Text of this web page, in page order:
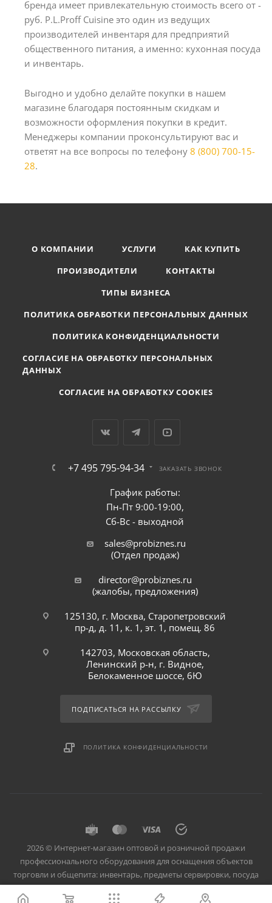
бренда имеет привлекательную стоимость всего от -
руб. P.L.Proff Cuisine это один из ведущих
производителей инвентаря для предприятий
общественного питания, а именно: кухонная посуда
и инвентарь.
Выгодно и удобно делайте покупки в нашем
магазине благодаря постоянным скидкам и
возможности оформления покупки в кредит.
Менеджеры компании проконсультируют вас и
ответят на все вопросы по телефону 8 (800) 700-15-
28.
О КОМПАНИИ УСЛУГИ
КАК КУПИТЬ
ПРОИЗВОДИТЕЛИ
КОНТАКТЫ
ТИПЫ БИЗНЕСА
ПОЛИТИКА ОБРАБОТКИ ПЕРСОНАЛЬНЫХ ДАННЫХ
ПОЛИТИКА КОНФИДЕНЦИАЛЬНОСТИ
СОГЛАСИЕ НА ОБРАБОТКУ ПЕРСОНАЛЬНЫХ
ДАННЫХ
СОГЛАСИЕ НА ОБРАБОТКУ COOKIES
+7 495 795-94-34 ЗАКАЗАТЬ ЗВОНОК
График работы:
Пн-Пт 9:00-19:00,
Сб-Вс - выходной
sales@probiznes.ru
(Отдел продаж)
director@probiznes.ru
(жалобы, предложения)
125130, г. Москва, Старопетровский
пр-д, д. 11, к. 1, эт. 1, помещ. 86
142703, Московская область,
Ленинский р-н, г. Видное,
Белокаменное шоссе, 6Ю
ПОДПИСАТЬСЯ НА РАССЫЛКУ
ПОЛИТИКА КОНФИДЕНЦИАЛЬНОСТИ
2026 © Интернет-магазин оптовой и розничной продажи
профессионального оборудования для оснащения объектов
торговли и общепита: инвентарь, предметы сервировки, посуда
для баров, кафе и ресторанов.